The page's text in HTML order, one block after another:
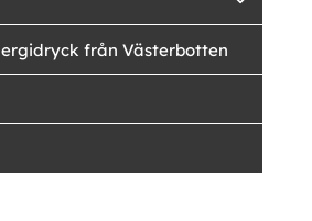
från Västerbotten